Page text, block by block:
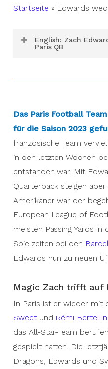
Startseite » Edwards
English: Zach
Paris QB
quarterback for the
The American was the
agent in the European
up the most passing
After two seasons with
Edwards is moving on
however, he is
Sweet and Rémi
the All-Star team after
Edwards‘ career
Edwards attended
College (NCAA:
starter for the Saints
Throughout his college
for 90 touchdowns (40
yards. He left college
Upper Midwest
Das Paris Football
für die Saison 2023
französische Team
in den letzten Wochen
entstanden war. Mit
Quarterback steigen
Amerikaner war der
European League of
meisten Passing Yards in
Spielzeiten bei den
Edwards nun zu neuen
Magic Zach trifft auf
In Paris ist er wieder mit
Sweetund Rémi Bertellin
das All-Star-Team
gespielt hatten. Die
Dragons, Edwards und